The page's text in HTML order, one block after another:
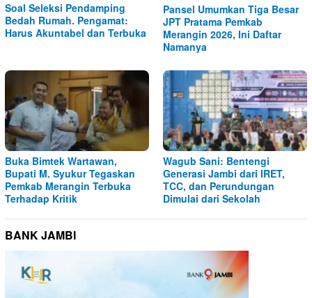
Soal Seleksi Pendamping
Bedah Rumah. Pengamat:
Harus Akuntabel dan Terbuka
Pansel Umumkan Tiga Besar
JPT Pratama Pemkab
Merangin 2026, Ini Daftar
Namanya
Buka Bimtek Wartawan,
Bupati M. Syukur Tegaskan
Pemkab Merangin Terbuka
Terhadap Kritik
Wagub Sani: Bentengi
Generasi Jambi dari IRET,
TCC, dan Perundungan
Dimulai dari Sekolah
BANK JAMBI